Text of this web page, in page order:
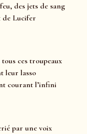
des jets de sang
de Lucifer
ces troupeaux
leur lasso
courant l’infini
par une voix